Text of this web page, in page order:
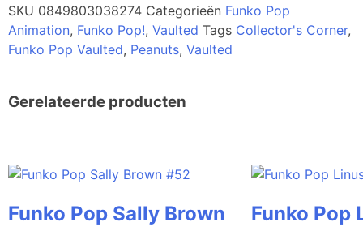
SKU 0849803038274 Categorieën Funko Pop
Animation, Funko Pop!, Vaulted Tags Collector's Corner,
Funko Pop Vaulted, Peanuts, Vaulted
Gerelateerde producten
Funko Pop Sally Brown
Funko Pop